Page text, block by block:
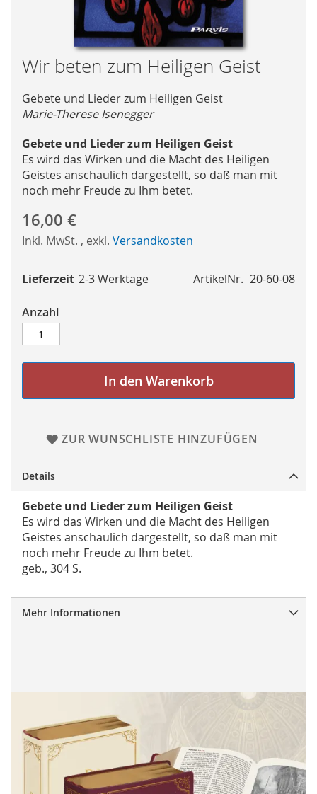
Skip
to
the
beginning
of
the
images
gallery
Wir beten zum Heiligen Geist
Gebete und Lieder zum Heiligen Geist
Marie-Therese Isenegger
Gebete und Lieder zum Heiligen Geist
Es wird das Wirken und die Macht des Heiligen
Geistes anschaulich dargestellt, so daß man mit
noch mehr Freude zu Ihm betet.
16,00 €
Inkl. MwSt. , exkl. Versandkosten
ArtikelNr. 20-60-08
Lieferzeit 2-3 Werktage
Anzahl
In den Warenkorb
ZUR WUNSCHLISTE HINZUFÜGEN
Details
Gebete und Lieder zum Heiligen Geist
Es wird das Wirken und die Macht des Heiligen
Geistes anschaulich dargestellt, so daß man mit
noch mehr Freude zu Ihm betet.
geb., 304 S.
Mehr Informationen